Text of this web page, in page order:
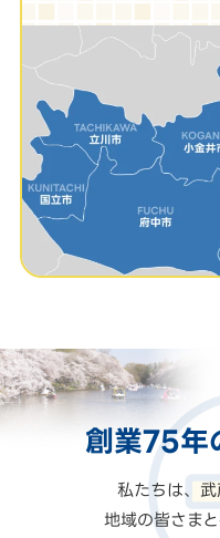
創業75年
私たちは、武
地域の皆さま